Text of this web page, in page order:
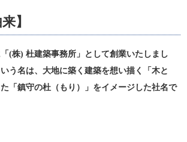
】
(株) 杜建築事務所」として創業いたしまし
う名は、大地に築く建築を想い描く「木と
「鎮守の杜（もり）」をイメージした社名で